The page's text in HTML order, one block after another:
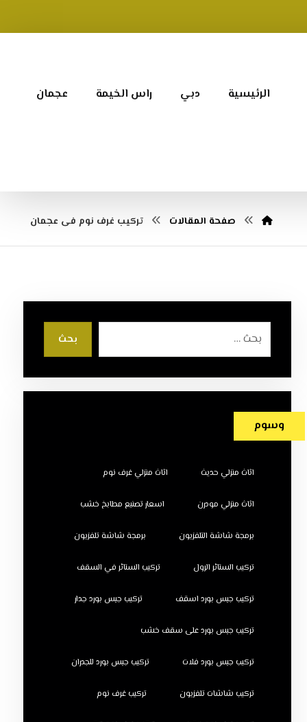
الرئيسية دبي راس الخيمة عجمان
صفحة المقالات تركيب غرف نوم فى عجمان
بحث
وسوم
اثاث منزلي حديث اثاث منزلي غرف نوم
اثاث منزلي مودرن اسعار تصنيع مطابخ خشب
برمجة شاشة التلفزيون برمجة شاشة تلفزيون
تركيب الستائر الرول تركيب الستائر في السقف
تركيب جبس بورد اسقف تركيب جبس بورد جدار
تركيب جبس بورد على سقف خشب
تركيب جبس بورد فلات تركيب جبس بورد للجدران
تركيب شاشات تلفزيون تركيب غرف نوم